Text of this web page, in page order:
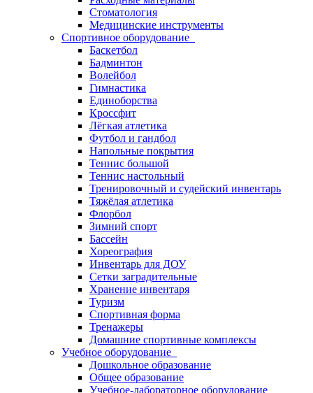
Стоматология
Медицинские инструменты
Спортивное оборудование
Баскетбол
Бадминтон
Волейбол
Гимнастика
Единоборства
Кроссфит
Лёгкая атлетика
Футбол и гандбол
Напольные покрытия
Теннис большой
Теннис настольный
Тренировочный и судейский инвентарь
Тяжёлая атлетика
Флорбол
Зимний спорт
Бассейн
Хореография
Инвентарь для ДОУ
Сетки заградительные
Хранение инвентаря
Туризм
Спортивная форма
Тренажеры
Домашние спортивные комплексы
Учебное оборудование
Дошкольное образование
Общее образование
Учебное-лабораторное оборудование